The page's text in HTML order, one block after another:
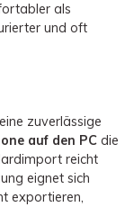
als
und oft
zuverlässige
auf den PC die
reicht
eignet sich
exportieren,